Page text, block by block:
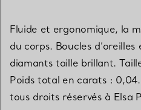
Fluide et ergonomique, la
du corps. Boucles
diamants taille brillant.
Poids total en carats :
tous droits réservés à Elsa